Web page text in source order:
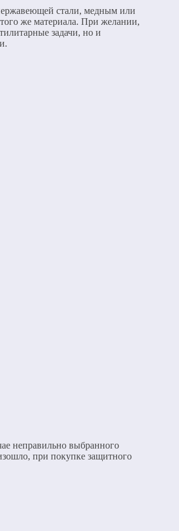
стали, медным или
же материала. При желании,
задачи, но и
неправильно выбранного
при покупке защитного